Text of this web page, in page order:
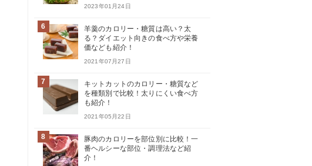
2023年01月24日
6
羊羹のカロリー・糖質は高い？太
る？ダイエット向きの食べ方や栄養
価なども紹介！
2021年07月27日
7
キットカットのカロリー・糖質など
を種類別で比較！太りにくい食べ方
も紹介！
2021年05月22日
8
豚肉のカロリーを部位別に比較！一
番ヘルシーな部位・調理法など紹
介！